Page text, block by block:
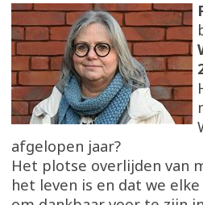
afgelopen jaar?
Het plotse overlijden van
het leven is en dat we